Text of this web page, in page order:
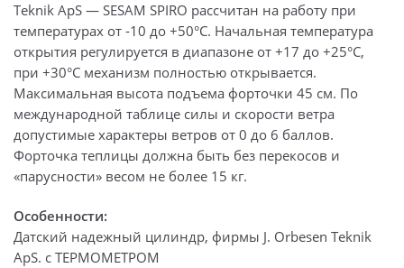
Teknik ApS — SESAM SPIRO рассчитан на работу при
температурах от -10 до +50°С. Начальная температура
открытия регулируется в диапазоне от +17 до +25°С,
при +30°С механизм полностью открывается.
Максимальная высота подъема форточки 45 см. По
международной таблице силы и скорости ветра
допустимые характеры ветров от 0 до 6 баллов.
Форточка теплицы должна быть без перекосов и
«парусности» весом не более 15 кг.
Особенности:
Датский надежный цилиндр, фирмы J. Orbesen Teknik
ApS. с ТЕРМОМЕТРОМ